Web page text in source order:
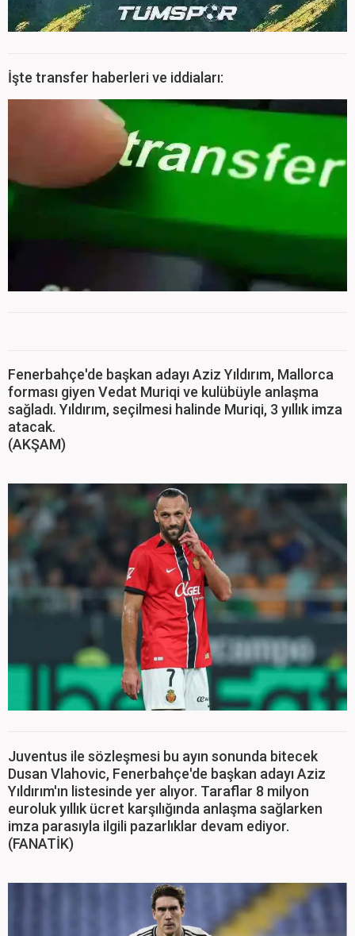
İşte transfer haberleri ve iddiaları:
Fenerbahçe'de başkan adayı Aziz Yıldırım, Mallorca
forması giyen Vedat Muriqi ve kulübüyle anlaşma
sağladı. Yıldırım, seçilmesi halinde Muriqi, 3 yıllık imza
atacak.
(AKŞAM)
Juventus ile sözleşmesi bu ayın sonunda bitecek
Dusan Vlahovic, Fenerbahçe'de başkan adayı Aziz
Yıldırım'ın listesinde yer alıyor. Taraflar 8 milyon
euroluk yıllık ücret karşılığında anlaşma sağlarken
imza parasıyla ilgili pazarlıklar devam ediyor.
(FANATİK)